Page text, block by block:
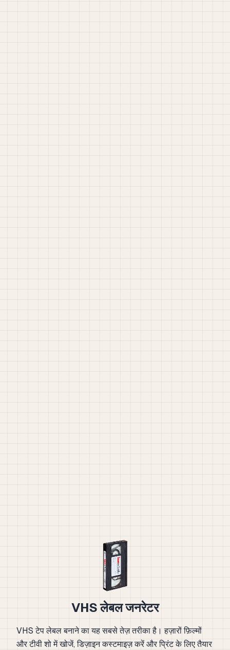
VHS लेबल जनरेटर
VHS टेप लेबल बनाने का यह सबसे तेज़ तरीका है। हज़ारों फ़िल्मों
और टीवी शो में खोजें, डिज़ाइन कस्टमाइज़ करें और प्रिंट के लिए तैयार